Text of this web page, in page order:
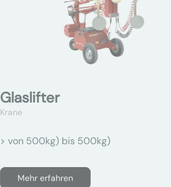
Glaslifter
Krane
> von 500kg) bis 500kg)
Mehr erfahren